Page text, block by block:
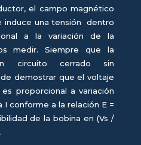
el campo magnético
induce una tensión dentro
a la variación de la
medir. Siempre que la
circuito cerrado sin
demostrar que el voltaje
proporcional a variación
conforme a la relación E =
de la bobina en (Vs /